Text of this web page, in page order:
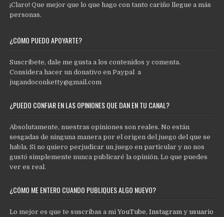
¡Claro! Que mejor que lo que hago con tanto cariño llegue a más
personas.
¿CÓMO PUEDO APOYARTE?
Suscríbete, dale me gusta a los contenidos y comenta.
Considera hacer un donativo en Paypal a
jugandoconketty@gmail.com
¿PUEDO CONFIAR EN LAS OPINIONES QUE DAN EN TU CANAL?
Absolutamente, nuestras opiniones son reales. No están
sesgadas de ninguna manera por el origen del juego del que se
habla. Si no quiero perjudicar un juego en particular y no nos
gustó simplemente nunca publicaré la opinión. Lo que puedes
ver es real.
¿CÓMO ME ENTERO CUANDO PUBLIQUES ALGO NUEVO?
Lo mejor es que te suscribas a miYouTube,Instagram y usuario